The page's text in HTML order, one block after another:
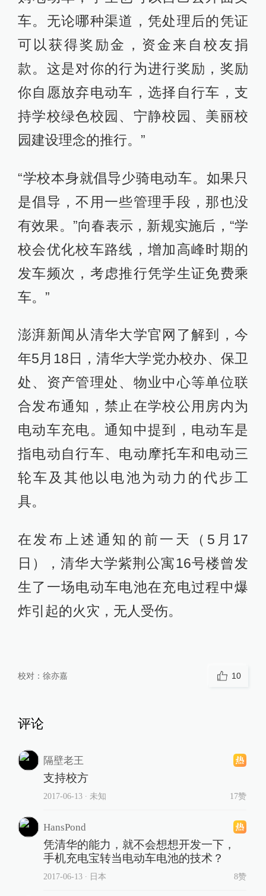
车。无论哪种渠道，凭处理后的凭证
可以获得奖励金，资金来自校友捐
款。这是对你的行为进行奖励，奖励
你自愿放弃电动车，选择自行车，支
持学校绿色校园、宁静校园、美丽校
园建设理念的推行。”
“学校本身就倡导少骑电动车。如果只
是倡导，不用一些管理手段，那也没
有效果。”向春表示，新规实施后，“学
校会优化校车路线，增加高峰时期的
发车频次，考虑推行凭学生证免费乘
车。”
澎湃新闻从清华大学官网了解到，今
年5月18日，清华大学党办校办、保卫
处、资产管理处、物业中心等单位联
合发布通知，禁止在学校公用房内为
电动车充电。通知中提到，电动车是
指电动自行车、电动摩托车和电动三
轮车及其他以电池为动力的代步工
具。
在发布上述通知的前一天（5月17
日），清华大学紫荆公寓16号楼曾发
生了一场电动车电池在充电过程中爆
炸引起的火灾，无人受伤。
校对： 徐亦嘉 10
评论
隔壁老王
支持校方
2017-06-13∙ 未知 17赞
HansPond
凭清华的能力，就不会想想开发一下，
手机充电宝转当电动车电池的技术？
2017-06-13∙ 日本 8赞